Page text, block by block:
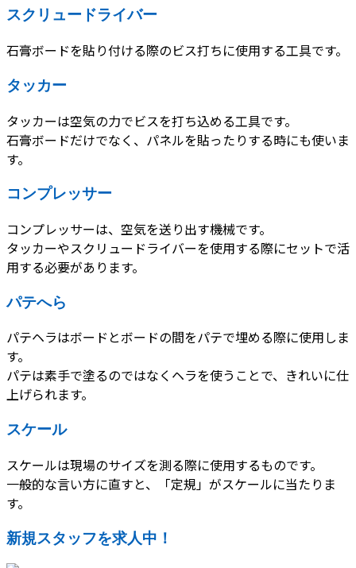
スクリュードライバー
石膏ボードを貼り付ける際のビス打ちに使用する工具です。
タッカー
タッカーは空気の力でビスを打ち込める工具です。
石膏ボードだけでなく、パネルを貼ったりする時にも使いま
す。
コンプレッサー
コンプレッサーは、空気を送り出す機械です。
タッカーやスクリュードライバーを使用する際にセットで活
用する必要があります。
パテへら
パテヘラはボードとボードの間をパテで埋める際に使用しま
す。
パテは素手で塗るのではなくヘラを使うことで、きれいに仕
上げられます。
スケール
スケールは現場のサイズを測る際に使用するものです。
一般的な言い方に直すと、「定規」がスケールに当たりま
す。
新規スタッフを求人中！